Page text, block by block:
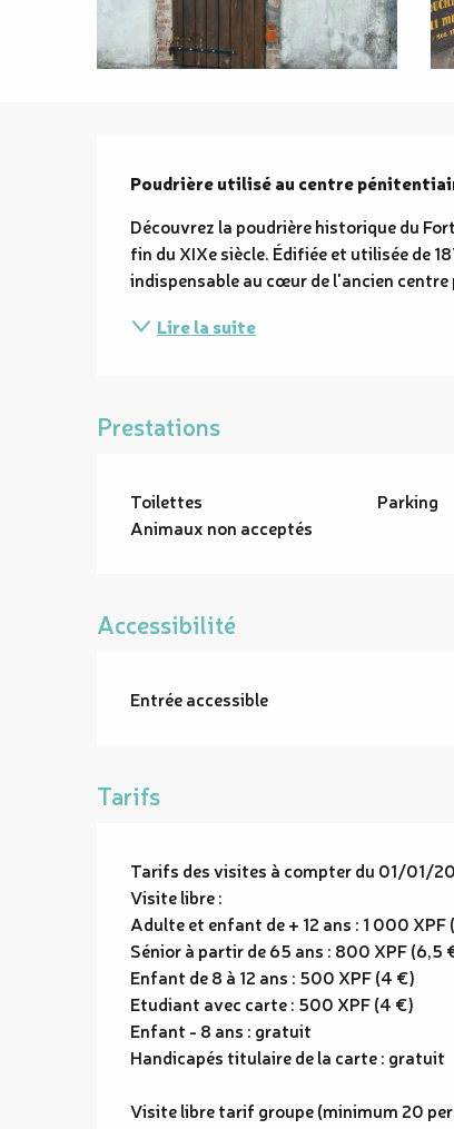
Description
Poudrière utilisé au centre
Découvrez la poudrière historique du
fin du XIXe siècle. Édifiée et utilisée de
indispensable au cœur de l'ancien
Lire la suite
Prestations
Toilettes Parking
Animaux non acceptés
Accessibilité
Entrée accessible
Tarifs
Tarifs des visites à compter du 01/01/
Visite libre :
Adulte et enfant de + 12 ans : 1 000 XPF
Sénior à partir de 65 ans : 800 XPF (6,5
Enfant de 8 à 12 ans : 500 XPF (4 €)
Etudiant avec carte : 500 XPF (4 €)
Enfant - 8 ans : gratuit
Handicapés titulaire de la carte : gratuit
Visite libre tarif groupe (minimum 20